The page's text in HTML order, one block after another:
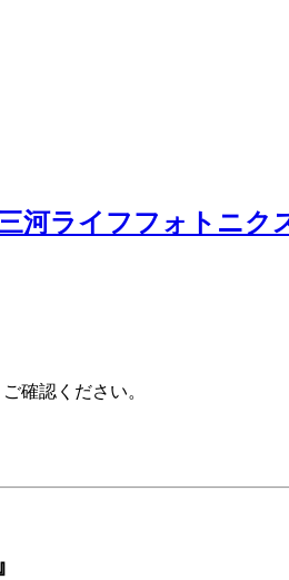
河ライフフォトニ
確認ください。